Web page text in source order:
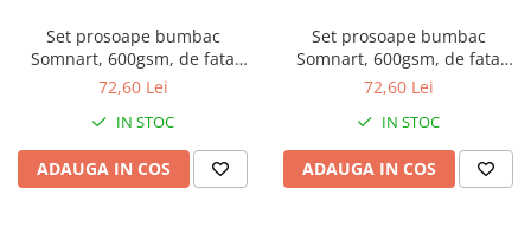
Set prosoape bumbac
Somnart, 600gsm, de fata
50x90 cm + de corp 70x140 +
72,60 Lei
IN STOC
ADAUGA IN COS
Set prosoape bumbac
Somnart, 600gsm, de fata
50x90 cm + de corp 70x140 +
72,60 Lei
IN STOC
ADAUGA IN COS